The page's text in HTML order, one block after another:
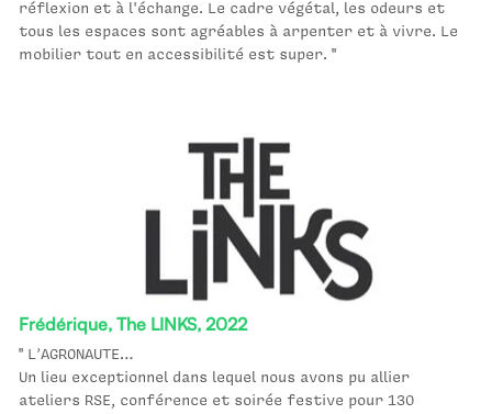
réflexion et à l'échange. Le cadre végétal, les odeurs et
tous les espaces sont agréables à arpenter et à vivre. Le
mobilier tout en accessibilité est super. "
Frédérique, The LINKS, 2022
" L’AGRONAUTE…
Un lieu exceptionnel dans lequel nous avons pu allier
ateliers RSE, conférence et soirée festive pour 130